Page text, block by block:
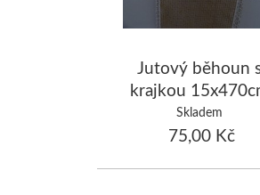
Jutový běhoun
krajkou
Skladem
75,00 Kč